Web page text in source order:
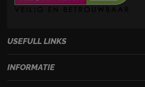
USEFULL LINKS
INFORMATIE